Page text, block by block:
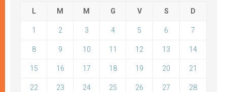
L M M G V S D
1 2 3 4 5 6 7
8 9 10 11 12 13 14
15 16 17 18 19 20 21
22 23 24 25 26 27 28